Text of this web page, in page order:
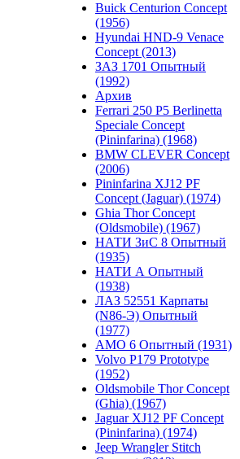
Buick Centurion Concept
(1956)
Hyundai HND-9 Venace
Concept (2013)
ЗАЗ 1701 Опытный
(1992)
Архив
Ferrari 250 P5 Berlinetta
Speciale Concept
(Pininfarina) (1968)
BMW CLEVER Concept
(2006)
Pininfarina XJ12 PF
Concept (Jaguar) (1974)
Ghia Thor Concept
(Oldsmobile) (1967)
НАТИ ЗиС 8 Опытный
(1935)
НАТИ А Опытный
(1938)
ЛАЗ 52551 Карпаты
(N86-Э) Опытный
(1977)
АМО 6 Опытный (1931)
Volvo P179 Prototype
(1952)
Oldsmobile Thor Concept
(Ghia) (1967)
Jaguar XJ12 PF Concept
(Pininfarina) (1974)
Jeep Wrangler Stitch